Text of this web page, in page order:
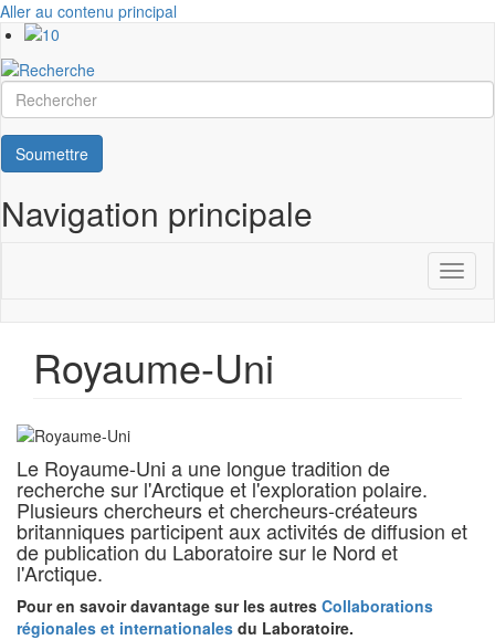
Aller au contenu principal
Rechercher
Soumettre
Navigation principale
Royaume-Uni
Le Royaume-Uni a une longue tradition de
recherche sur l'Arctique et l'exploration polaire.
Plusieurs chercheurs et chercheurs-créateurs
britanniques participent aux activités de diffusion et
de publication du Laboratoire sur le Nord et
l'Arctique.
Pour en savoir davantage sur les autres Collaborations
régionales et internationales du Laboratoire.